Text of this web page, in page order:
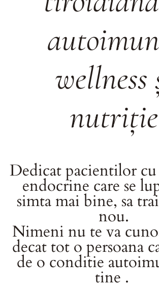
wellness
nutriție
Dedicat pacientilor
endocrine care se
simta mai bine, sa
nou.
Nimeni nu te va
decat tot o persoana
de o conditie
tine .